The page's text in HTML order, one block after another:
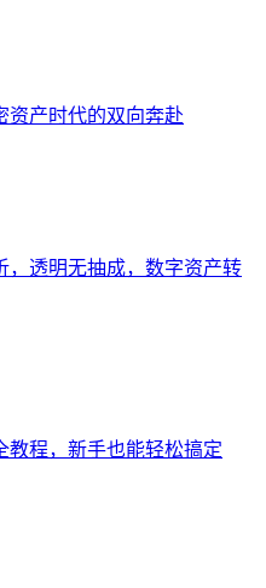
资产时代的双向奔赴
，透明无抽成，数字资产转
教程，新手也能轻松搞定